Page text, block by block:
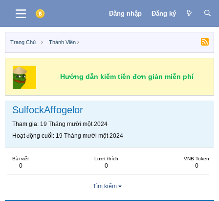
Đăng nhập Đăng ký
Trang Chủ Thành Viên
Hướng dẫn kiếm tiền đơn giản miễn phí
SulfockAffogelor
Tham gia 19 Tháng mười một 2024
Hoạt động cuối 19 Tháng mười một 2024
Bài viết
0
Lượt thích
0
VNB Token
0
Tìm kiếm